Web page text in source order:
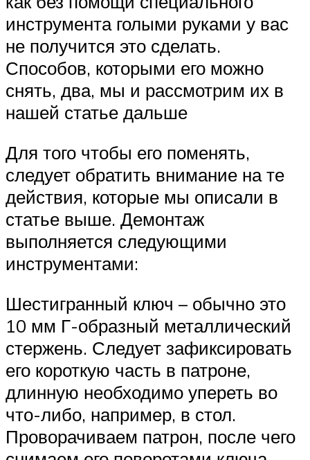
инструмента голыми руками у вас
не получится это сделать.
Способов, которыми его можно
снять, два, мы и рассмотрим их в
нашей статье дальше
Для того чтобы его поменять,
следует обратить внимание на те
действия, которые мы описали в
статье выше. Демонтаж
выполняется следующими
инструментами:
Шестигранный ключ – обычно это
10 мм Г-образный металлический
стержень. Следует зафиксировать
его короткую часть в патроне,
длинную необходимо упереть во
что-либо, например, в стол.
Проворачиваем патрон, после чего